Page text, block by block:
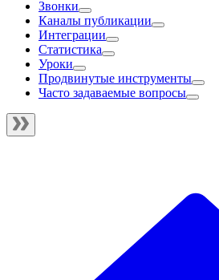
Звонки
Каналы публикации
Интеграции
Статистика
Уроки
Продвинутые инструменты
Часто задаваемые вопросы